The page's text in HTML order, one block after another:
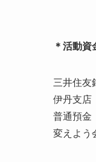
＊活動資
三井住友
伊丹支店
普通預
変えよ